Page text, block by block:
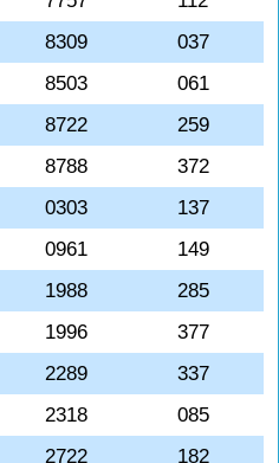
8309
037
8503
061
8722
259
8788
372
0303
137
0961
149
1988
285
1996
377
2289
337
2318
085
2722
182